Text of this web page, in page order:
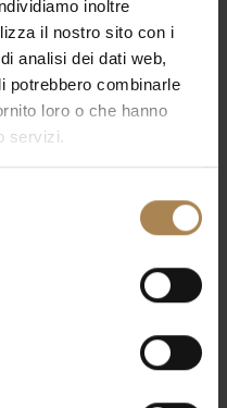
inoltre
il nostro sito con i
analisi dei dati web,
potrebbero combinarle
loro o che hanno
servizi.
presso loStadio
per soggiornare a
Royal Garden Hotel,
comodamente in
– tariffa assicurata
con